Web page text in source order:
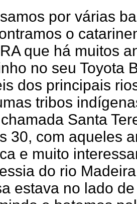
por várias
o
que há muitos
no seu Toyota
dos principais
tribos
Santa
30, com aqueles
e muito
do rio
estava no lado